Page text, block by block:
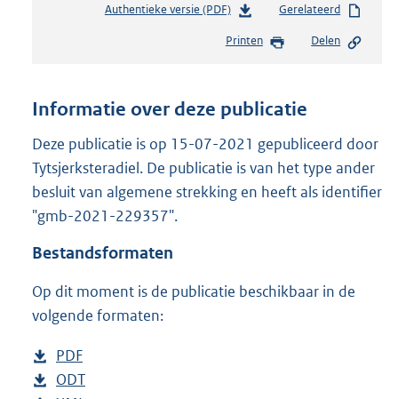
Authentieke versie (PDF)b
s
n
s
r
o
:
Gerelateerd
Printen Delen
Informatie over deze publicatie
Deze publicatie is op 15-07-2021 gepubliceerd door
Tytsjerksteradiel. De publicatie is van het type ander
besluit van algemene strekking en heeft als identifier
"gmb-2021-229357".
Bestandsformaten
Op dit moment is de publicatie beschikbaar in de
volgende formaten:
D
o
PDF
e
D
ODT